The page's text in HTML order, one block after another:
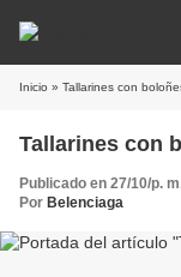
Inicio » Tallarines con
Tallarines con
Publicado en 27/10/p.
Por Belenciaga